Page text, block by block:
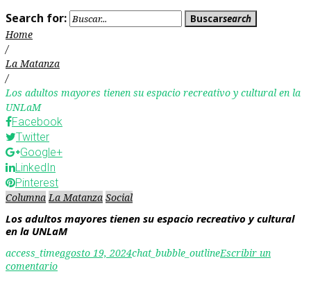
Search for:
Buscarsearch
Home
/
La Matanza
/
Los adultos mayores tienen su espacio recreativo y cultural en la
UNLaM
Facebook
Twitter
Google+
LinkedIn
Pinterest
Columna La Matanza Social
Los adultos mayores tienen su espacio recreativo y cultural
en la UNLaM
access_timeagosto 19, 2024chat_bubble_outlineEscribir un
comentario